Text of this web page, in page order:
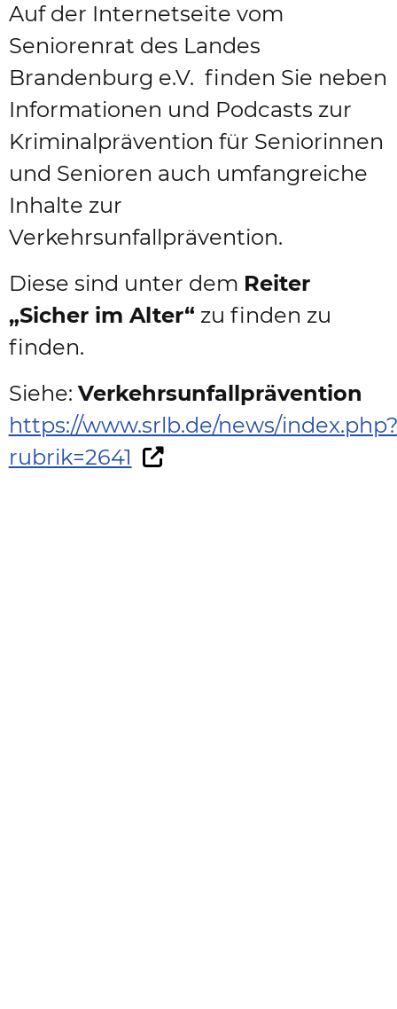
Auf der Internetseite vom
Seniorenrat des Landes
Brandenburg e.V. finden Sie neben
Informationen und Podcasts zur
Kriminalprävention für Seniorinnen
und Senioren auch umfangreiche
Inhalte zur
Verkehrsunfallprävention.
Diese sind unter dem Reiter
„Sicher im Alter“ zu finden zu
finden.
Siehe: Verkehrsunfallprävention
https://www.srlb.de/news/
rubrik=2641